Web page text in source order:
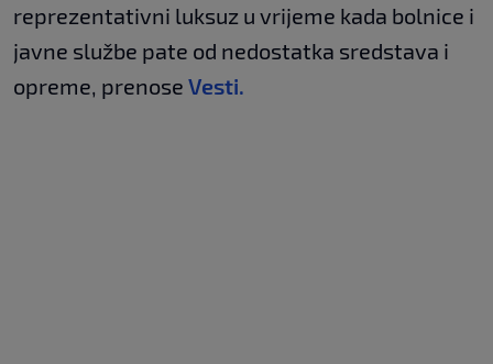
reprezentativni luksuz u vrijeme kada bolnice i
javne službe pate od nedostatka sredstava i
opreme, prenose Vesti.